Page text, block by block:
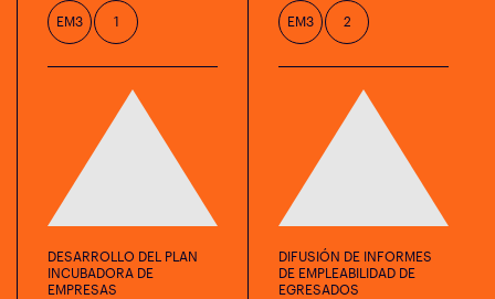
EM3 1 EM3 2
DESARROLLO DEL PLAN
INCUBADORA DE
EMPRESAS
DIFUSIÓN DE INFORMES
DE EMPLEABILIDAD DE
EGRESADOS